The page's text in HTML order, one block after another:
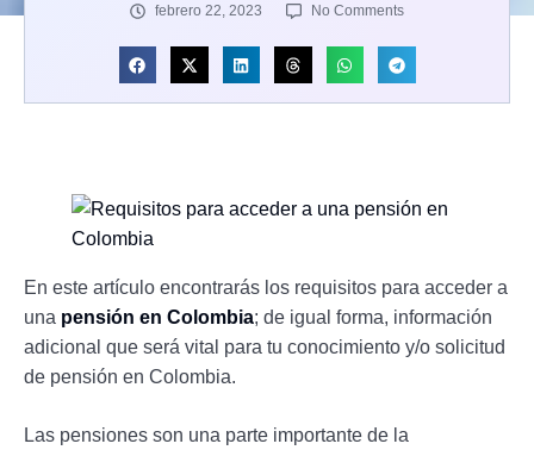
febrero 22, 2023 No Comments
En este artículo encontrarás los requisitos para acceder a
una pensión en Colombia; de igual forma, información
adicional que será vital para tu conocimiento y/o solicitud
de pensión en Colombia.
Las pensiones son una parte importante de la